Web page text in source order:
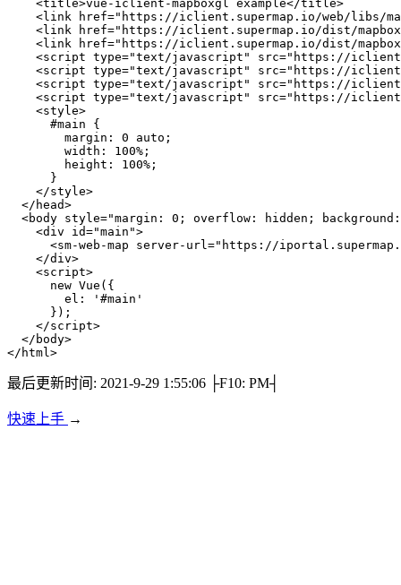
<title>vue-iclient-mapboxgl example</title>
<link href=" https://iclient.supermap.io/web/libs/
<link href=" https://iclient.supermap.io/dist/
<link href=" https://iclient.supermap.io/dist/
<script type="text/javascript " src=" https://
<script type="text/javascript " src=" https://
<script type="text/javascript " src=" https://
<script type="text/javascript " src=" https://
<style>
#main
{
margin : 0 auto ;
width : 100% ;
height : 100% ;
}
</style>
</ head>
<body style="margin : 0 ; overflow : hidden ; background :
<div id="main ">
<sm-web-map server-url =" https://
</div>
<script>
new Vue ( {
        el
:
'#main'
} ) ;
</script>
</ body>
</ html >
最后更新时间: 2021-9-29 1:55:06 ├F10: PM┤
快速上手 →